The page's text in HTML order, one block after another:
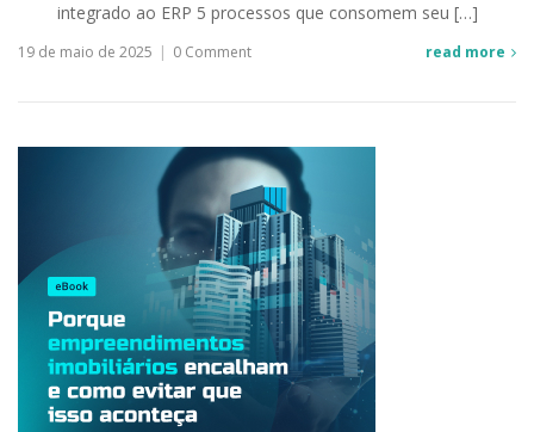
integrado ao ERP 5 processos que consomem seu […]
19 de maio de 2025 0 Comment read more